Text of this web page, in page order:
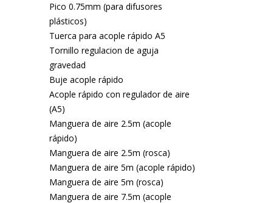
Pico 0.75mm (para difusores
plásticos)
Tuerca para acople rápido A5
Tornillo regulacion de aguja
gravedad
Buje acople rápido
Acople rápido con regulador de aire
(A5)
Manguera de aire 2.5m (acople
rápido)
Manguera de aire 2.5m (rosca)
Manguera de aire 5m (acople rápido)
Manguera de aire 5m (rosca)
Manguera de aire 7.5m (acople